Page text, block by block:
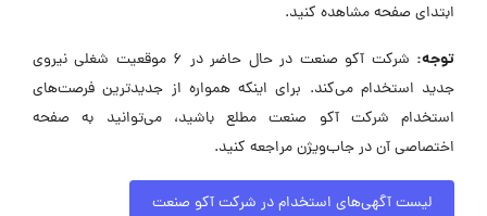
ابتدای صفحه مشاهده کنید.
توجه:
شرکت آکو صنعت در حال حاضر در ۶ موقعیت شغلی نیروی
جدید استخدام می‌کند. برای اینکه همواره از جدیدترین فرصت‌های
استخدام شرکت آکو صنعت مطلع باشید، می‌توانید به صفحه
اختصاصی آن در جاب‌ویژن مراجعه کنید.
لیست آگهی‌های استخدام در شرکت آکو صنعت